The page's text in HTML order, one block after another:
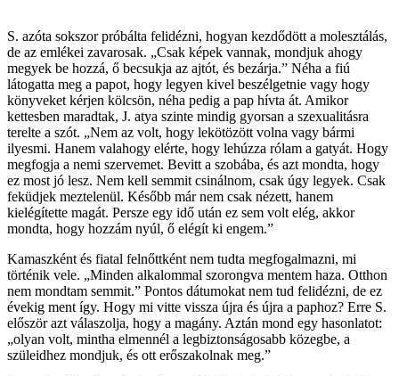
S. azóta sokszor próbálta felidézni, hogyan kezdődött a molesztálás,
de az emlékei zavarosak. „Csak képek vannak, mondjuk ahogy
megyek be hozzá, ő becsukja az ajtót, és bezárja.” Néha a fiú
látogatta meg a papot, hogy legyen kivel beszélgetnie vagy hogy
könyveket kérjen kölcsön, néha pedig a pap hívta át. Amikor
kettesben maradtak, J. atya szinte mindig gyorsan a szexualitásra
terelte a szót. „Nem az volt, hogy lekötözött volna vagy bármi
ilyesmi. Hanem valahogy elérte, hogy lehúzza rólam a gatyát. Hogy
megfogja a nemi szervemet. Bevitt a szobába, és azt mondta, hogy
ez most jó lesz. Nem kell semmit csinálnom, csak úgy legyek. Csak
feküdjek meztelenül. Később már nem csak nézett, hanem
kielégítette magát. Persze egy idő után ez sem volt elég, akkor
mondta, hogy hozzám nyúl, ő elégít ki engem.”
Kamaszként és fiatal felnőttként nem tudta megfogalmazni, mi
történik vele. „Minden alkalommal szorongva mentem haza. Otthon
nem mondtam semmit.” Pontos dátumokat nem tud felidézni, de ez
évekig ment így. Hogy mi vitte vissza újra és újra a paphoz? Erre S.
először azt válaszolja, hogy a magány. Aztán mond egy hasonlatot:
„olyan volt, mintha elmennél a legbiztonságosabb közegbe, a
szüleidhez mondjuk, és ott erőszakolnak meg.”